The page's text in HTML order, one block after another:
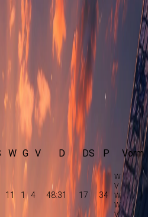
W G V D DS P Vorm
11 1 4 48:31 17 34